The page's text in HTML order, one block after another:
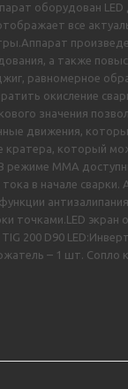
оборудован
все
а также
равномерное
окисление
значения
движения,
кратера, который
режиме MMA
в начале сварки.
точками.LED экран
200 D90
– 1 шт. Сопло